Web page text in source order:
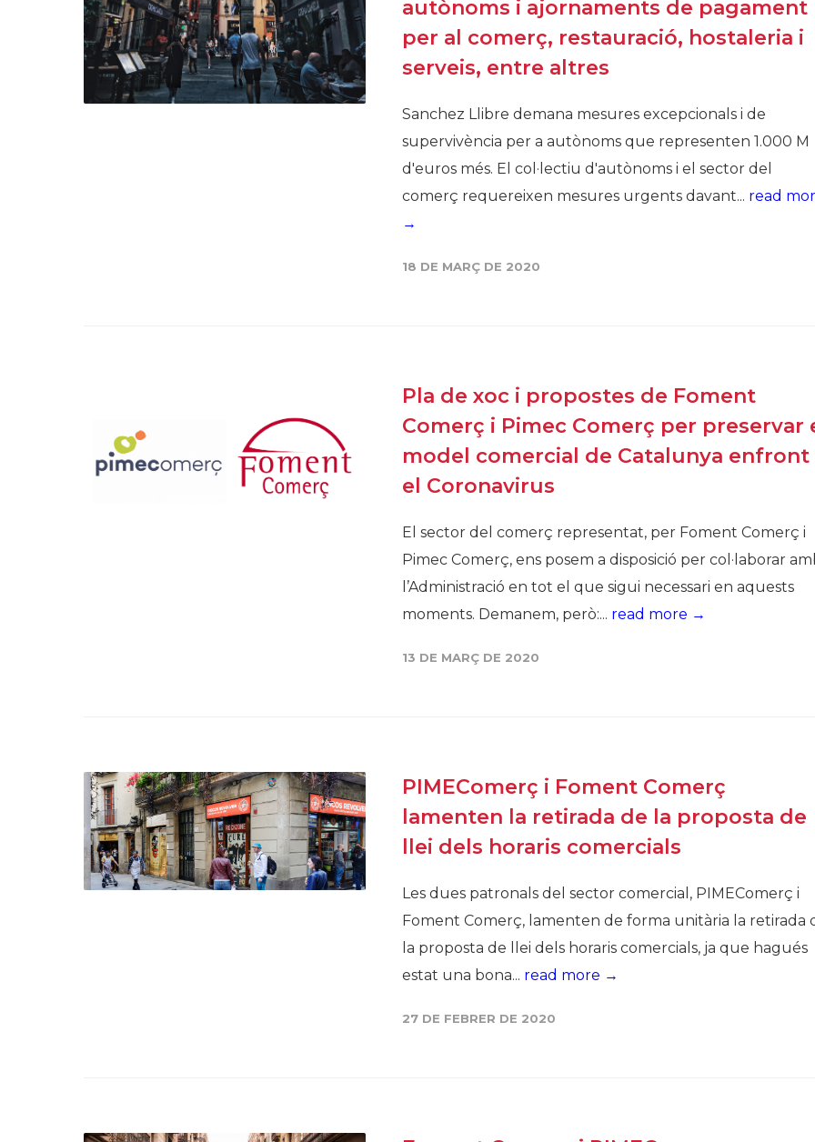
autònoms i ajornaments de pagament
per al comerç, restauració, hostaleria i
serveis, entre altres
Sanchez Llibre demana mesures excepcionals i de
supervivència per a autònoms que representen 1.000 M
d'euros més. El col·lectiu d'autònoms i el sector del
comerç requereixen mesures urgents davant... read
→
18 DE MARÇ DE 2020
Pla de xoc i propostes de Foment
Comerç i Pimec Comerç per preservar
model comercial de Catalunya enfront
el Coronavirus
El sector del comerç representat, per Foment Comerç i
Pimec Comerç, ens posem a disposició per col·laborar
l’Administració en tot el que sigui necessari en aquests
moments. Demanem, però:... read more →
13 DE MARÇ DE 2020
PIMEComerç i Foment Comerç
lamenten la retirada de la proposta de
llei dels horaris comercials
Les dues patronals del sector comercial, PIMEComerç i
Foment Comerç, lamenten de forma unitària la retirada
la proposta de llei dels horaris comercials, ja que hagués
estat una bona... read more →
27 DE FEBRER DE 2020